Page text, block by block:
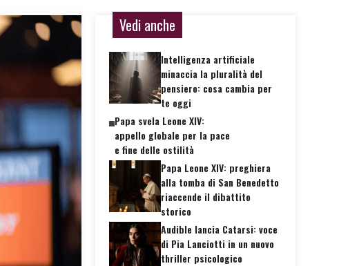
Vedi anche
Intelligenza artificiale
minaccia la pluralità del
pensiero: cosa cambia per
te oggi
Papa svela Leone XIV:
appello globale per la pace
e fine delle ostilità
Papa Leone XIV: preghiera
alla tomba di San Benedetto
riaccende il dibattito
storico
Audible lancia Catarsi: voce
di Pia Lanciotti in un nuovo
thriller psicologico